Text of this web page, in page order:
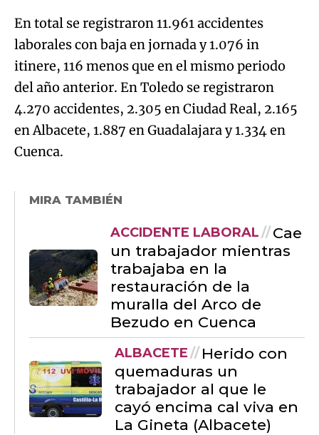
En total se registraron 11.961 accidentes
laborales con baja en jornada y 1.076 in
itinere, 116 menos que en el mismo periodo
del año anterior. En Toledo se registraron
4.270 accidentes, 2.305 en Ciudad Real, 2.165
en Albacete, 1.887 en Guadalajara y 1.334 en
Cuenca.
MIRA TAMBIÉN
ACCIDENTE LABORAL
Cae
un trabajador mientras
trabajaba en la
restauración de la
muralla del Arco de
Bezudo en Cuenca
ALBACETE
Herido con
quemaduras un
trabajador al que le
cayó encima cal viva en
La Gineta (Albacete)